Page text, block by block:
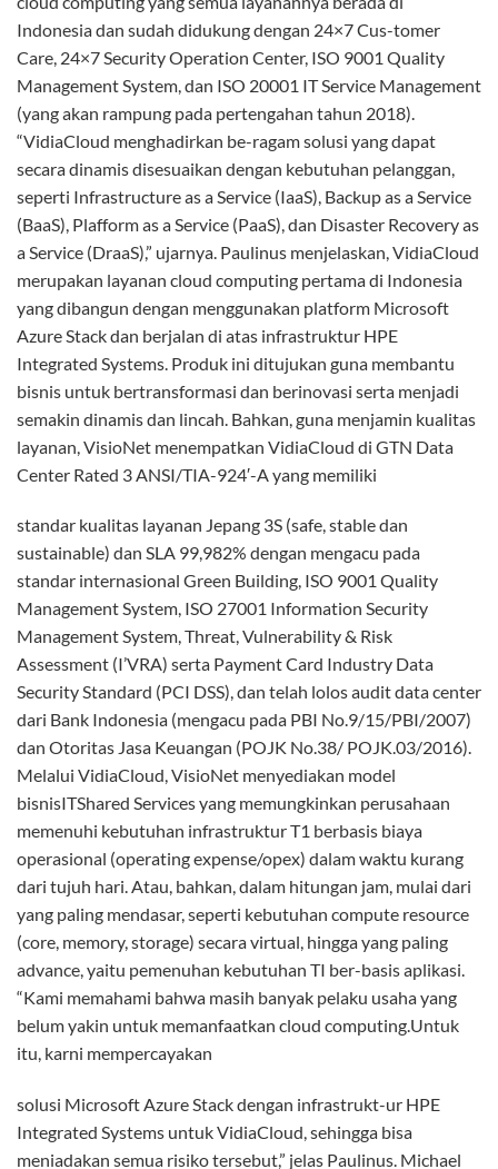
Lebih jauh Direktur VisioNet Miko Yanuar mengungkapkan,
tidak semua peru-sahaan mau berinvestasi besar untuk
bisnis inkubasi. Dengan pendekatan cloud, Pay as you use,
pelanggan bisa berlangganan sesuai kebutuhan dan
membayar hanya yang digunakan. Ka-rena itu, investasi di
awal bisa rendah sekali dan kebutuhan compute resource
bisa ditinglcatkan dengan cepat untuk menjawab kebutuhan
pasar. “Pelanggan bisa langsung menggunakan layanan cloud
tanpa perlu dipusingkan pengelolaan perangkat keras,
perangkat jaringan, perangkat keamanan, interkoneksi, dan
bahkan, sampai dengan pengelolaan layanan cloud itu
sendiri, sehingga pelanggan bisa makin fokus pada
pengembangan bisnis utamanya dan pertumbuhan bisnis ke
depan,” ungkap Miko Untuk mempercepat penetrasi
pasar,VisioNet pun menggandeng PT Multipolar Technology
Tbk (ML.FT), PT Graha Teknologi Nusantara (GTN), PT Link
Net Tbk (LINK), dan PT Helios Informatika Nusantara
pasar. “Saat ini merupakan momentum yang tepat bagi
VisioNet dengan meluncurkan layanan VidiaCloud sebagai
alternatif bagi pelaku usaha yang menginginkan fleksibilitas
dan skalabilitas tinggi dalam bisnisnya,” tutup Wahyudi
Chandra, presiden direktur PT Multipolar Technology Tbk.
iTech – VisioNet Luncurkan VidiaCloud
Jakarta-Itech-PT Visionet Data Internasional (VisioNet),
anak usaha PT Multipolar Technology Tbk (MLPT) yang
merupakan penyedia layanan Total IT Managed Services,
meluncurkan layanan VidiaCloud untuk memenuhi
kebutuhan pasar akan layanan cloud computing (public,
private dan hybrid cloud). VidiaCloud memposisikan diri
Saat ini masih banyak pelaku usaha yang belum sepenuhnya
yakin menggunakan cloud computing. Permasalahan